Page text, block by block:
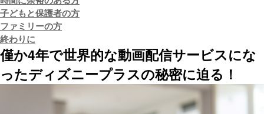
子どもと保護者の方
ファミリーの方
終わりに
僅か4年で世界的な動画配信サービスにな
ったディズニープラスの秘密に迫る！